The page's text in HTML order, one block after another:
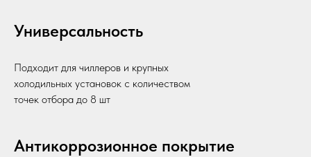
Универсальность
Подходит для чиллеров и крупных
холодильных установок с количеством
точек отбора до 8 шт
Антикоррозионное покрытие